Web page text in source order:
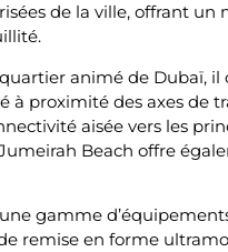
de la ville, offrant
animé de Dubaï,
à proximité des axes de
aisée vers les
Beach offre
gamme
remise en forme